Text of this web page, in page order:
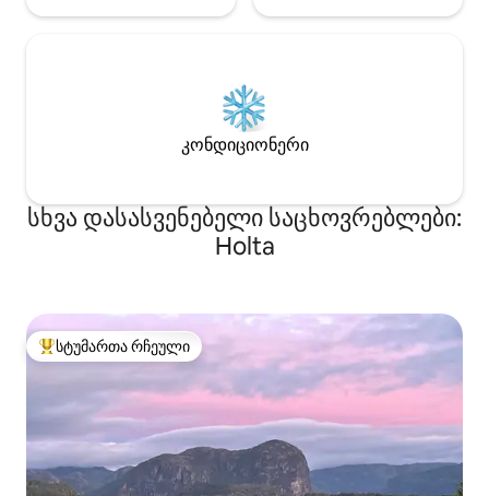
კონდიციონერი
სხვა დასასვენებელი საცხოვრებლები:
Holta
სტუმართა რჩეული მოწინავე ვარიანტი
სტუმართა რჩეული